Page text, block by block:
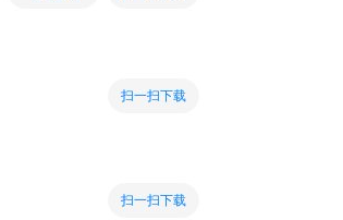
扫一扫下载
扫一扫下载